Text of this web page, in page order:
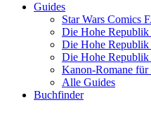
Guides
Star Wars Comics
Die Hohe Republik
Die Hohe Republik
Die Hohe Republik
Kanon-Romane
Alle Guides
Buchfinder